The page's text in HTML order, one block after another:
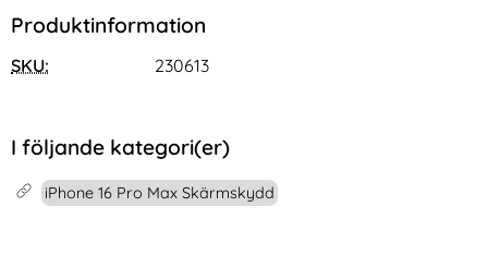
Produktinformation
SKU: 230613
I följande kategori(er)
iPhone 16 Pro Max Skärmskydd